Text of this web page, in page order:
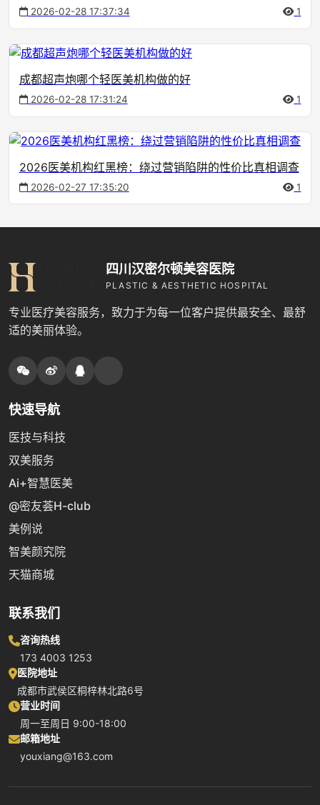
2026-02-28 17:37:34 1
成都超声炮哪个轻医美机构做的好
2026-02-28 17:31:24 1
2026医美机构红黑榜：绕过营销陷阱的性价比真相调查
2026-02-27 17:35:20 1
四川汉密尔顿美容医院
PLASTIC & AESTHETIC HOSPITAL
专业医疗美容服务，致力于为每一位客户提供最安全、最舒
适的美丽体验。
快速导航
医技与科技
双美服务
Ai+智慧医美
@密友荟H-club
美例说
智美颜究院
天猫商城
联系我们
咨询热线
173 4003 1253
医院地址
成都市武侯区桐梓林北路6号
营业时间
周一至周日 9:00-18:00
邮箱地址
youxiang@163.com